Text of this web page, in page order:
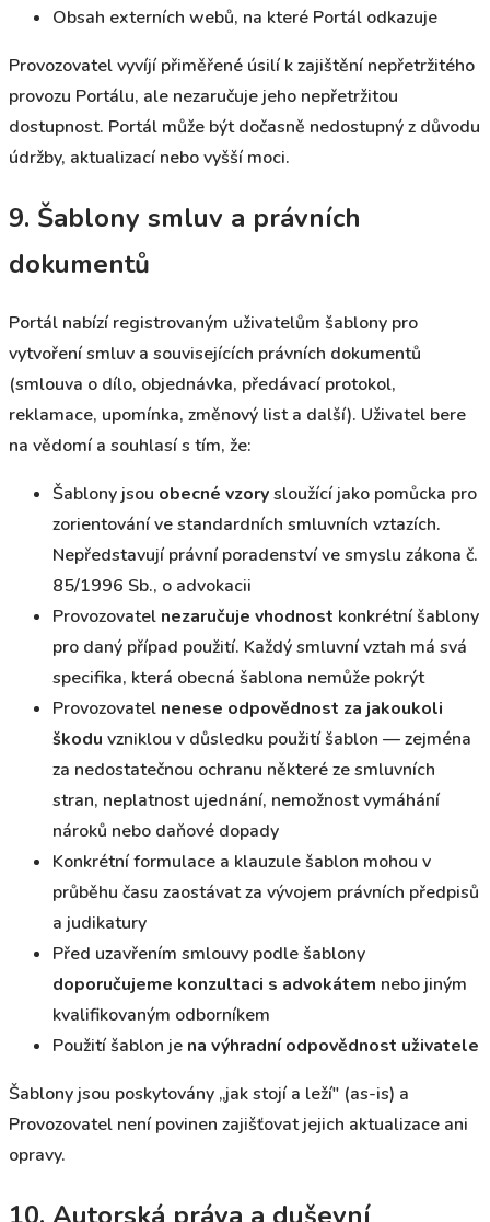
Obsah externích webů, na které Portál odkazuje
Provozovatel vyvíjí přiměřené úsilí k zajištění nepřetržitého
provozu Portálu, ale nezaručuje jeho nepřetržitou
dostupnost. Portál může být dočasně nedostupný z důvodu
údržby, aktualizací nebo vyšší moci.
9. Šablony smluv a právních
dokumentů
Portál nabízí registrovaným uživatelům šablony pro
vytvoření smluv a souvisejících právních dokumentů
(smlouva o dílo, objednávka, předávací protokol,
reklamace, upomínka, změnový list a další). Uživatel bere
na vědomí a souhlasí s tím, že:
Šablony jsou obecné vzorysloužící jako pomůcka pro
zorientování ve standardních smluvních vztazích.
Nepředstavují právní poradenství ve smyslu zákona č.
85/1996 Sb., o advokacii
Provozovatel nezaručuje vhodnost konkrétní šablony
pro daný případ použití. Každý smluvní vztah má svá
specifika, která obecná šablona nemůže pokrýt
Provozovatel nenese odpovědnost za jakoukoli
škodu vzniklou v důsledku použití šablon — zejména
za nedostatečnou ochranu některé ze smluvních
stran, neplatnost ujednání, nemožnost vymáhání
nároků nebo daňové dopady
Konkrétní formulace a klauzule šablon mohou v
průběhu času zaostávat za vývojem právních předpisů
a judikatury
Před uzavřením smlouvy podle šablony
doporučujeme konzultaci s advokátem nebo jiným
kvalifikovaným odborníkem
Použití šablon je na výhradní odpovědnost uživatele
Šablony jsou poskytovány „jak stojí a leží" (as-is) a
Provozovatel není povinen zajišťovat jejich aktualizace ani
opravy.